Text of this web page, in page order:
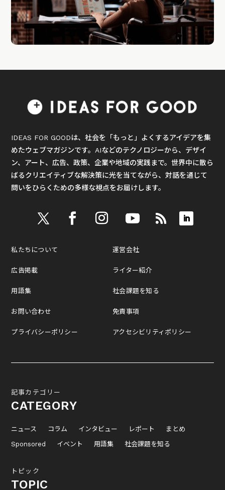
IDEAS FOR GOODは、社会を「もっと」よくするアイデアを集
めたウェブマガジンです。AIなどのテクノロジーから、デザイ
ン、アート、広告、政策、企業や地域の実践まで。世界中に散ら
ばるクリエイティブな解決策に光を当てながら、対話を通じて
問いをひらくための多様な視点をお届けします。
私たちについて
広告掲載
用語集
お問い合わせ
プライバシーポリシー
運営会社
ライター紹介
社会課題を知る
免責事項
アクセシビリティポリシー
記事カテゴリー
CATEGORY
ニュース コラム インタビュー レポート
まとめ
Sponsored
イベント 用語集 社会課題を知る
トピック
TOPIC